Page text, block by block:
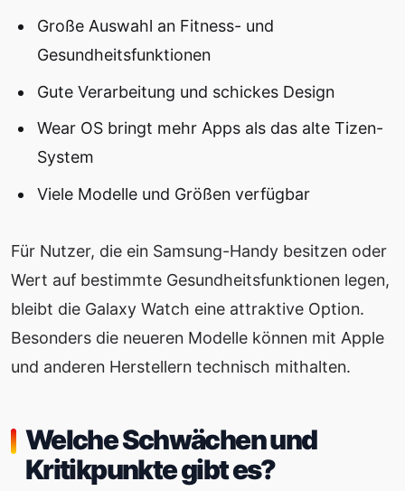
Große Auswahl an Fitness- und
Gesundheitsfunktionen
Gute Verarbeitung und schickes Design
Wear OS bringt mehr Apps als das alte Tizen-
System
Viele Modelle und Größen verfügbar
Für Nutzer, die ein Samsung-Handy besitzen oder
Wert auf bestimmte Gesundheitsfunktionen legen,
bleibt die Galaxy Watch eine attraktive Option.
Besonders die neueren Modelle können mit Apple
und anderen Herstellern technisch mithalten.
Welche Schwächen und
Kritikpunkte gibt es?